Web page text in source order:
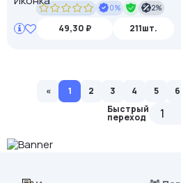
0% 2%
49,30 ₽ 211шт.
« 1 2 3 4 5 6
Быстрый
переход